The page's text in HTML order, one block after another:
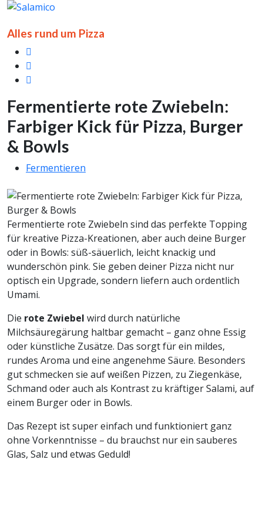
Alles rund um Pizza
Fermentierte rote Zwiebeln:
Farbiger Kick für Pizza, Burger
& Bowls
Fermentieren
Fermentierte rote Zwiebeln sind das perfekte Topping
für kreative Pizza-Kreationen, aber auch deine Burger
oder in Bowls: süß-säuerlich, leicht knackig und
wunderschön pink. Sie geben deiner Pizza nicht nur
optisch ein Upgrade, sondern liefern auch ordentlich
Umami.
Die rote Zwiebel wird durch natürliche
Milchsäuregärung haltbar gemacht – ganz ohne Essig
oder künstliche Zusätze. Das sorgt für ein mildes,
rundes Aroma und eine angenehme Säure. Besonders
gut schmecken sie auf weißen Pizzen, zu Ziegenkäse,
Schmand oder auch als Kontrast zu kräftiger Salami, auf
einem Burger oder in Bowls.
Das Rezept ist super einfach und funktioniert ganz
ohne Vorkenntnisse – du brauchst nur ein sauberes
Glas, Salz und etwas Geduld!